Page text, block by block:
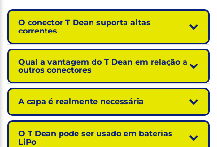
O conector T Dean suporta altas
correntes
Qual a vantagem do T Dean em relação a
outros conectores
A capa é realmente necessária
O T Dean pode ser usado em baterias
LiPo